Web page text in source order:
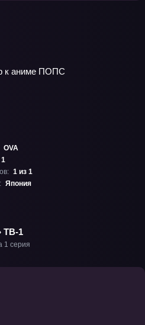
OVA
1
1 из 1
Япония
ТВ-1
1 серия